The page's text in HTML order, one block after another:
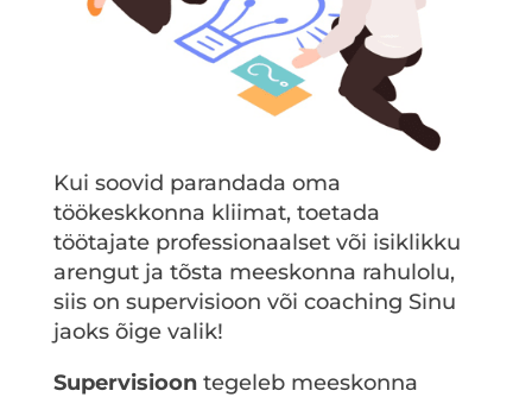
Kui soovid parandada oma
töökeskkonna kliimat, toetada
töötajate professionaalset või isiklikku
arengut ja tõsta meeskonna rahulolu,
siis on supervisioon või coaching Sinu
jaoks õige valik!
Supervisioontegeleb meeskonna